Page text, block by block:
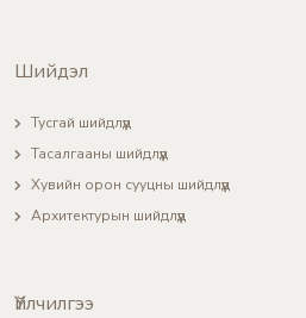
Шийдэл
Тусгай шийдлүүд
Тасалгааны шийдлүүд
Хувийн орон сууцны шийдлүүд
Архитектурын шийдлүүд
Үйлчилгээ